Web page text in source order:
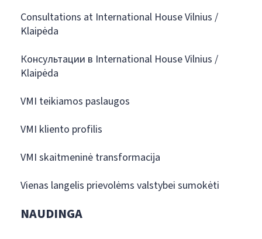
Consultations at International House Vilnius /
Klaipėda
Консультации в International House Vilnius /
Klaipėda
VMI teikiamos paslaugos
VMI kliento profilis
VMI skaitmeninė transformacija
Vienas langelis prievolėms valstybei sumokėti
NAUDINGA